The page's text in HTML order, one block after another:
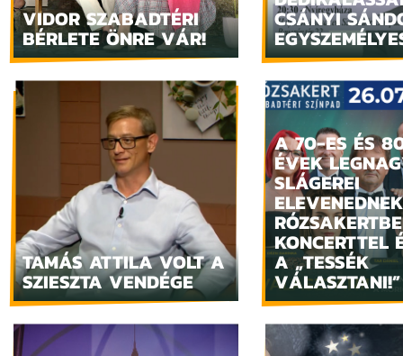
VIDOR SZABADTÉRI
BÉRLETE ÖNRE VÁR!
CSÁNYI
TAMÁS ATTILA VOLT A
SZIESZTA VENDÉGE
A 70-ES ÉS
ÉVEK
SLÁGEREI
KONCERTTEL
A „TESSÉK
VÁLASZTANI!”